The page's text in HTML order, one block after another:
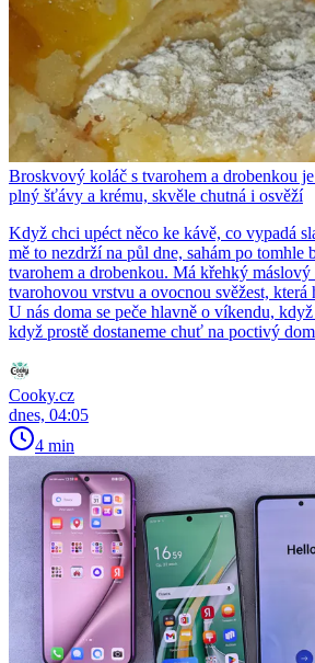
Broskvový koláč s tvarohem a drobenkou
plný šťávy a krému, skvěle chutná i osvěží
Když chci upéct něco ke kávě, co vypadá
mě to nezdrží na půl dne, sahám po tomhle
tvarohem a drobenkou. Má křehký máslový
tvarohovou vrstvu a ovocnou svěžest,
U nás doma se peče hlavně o víkendu,
když prostě dostaneme chuť na poctivý
Cooky.cz
dnes, 04:05
4 min